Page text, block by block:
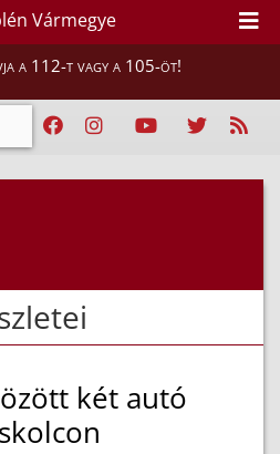
Vármegye
a 112-t vagy a 105-öt!
két autó